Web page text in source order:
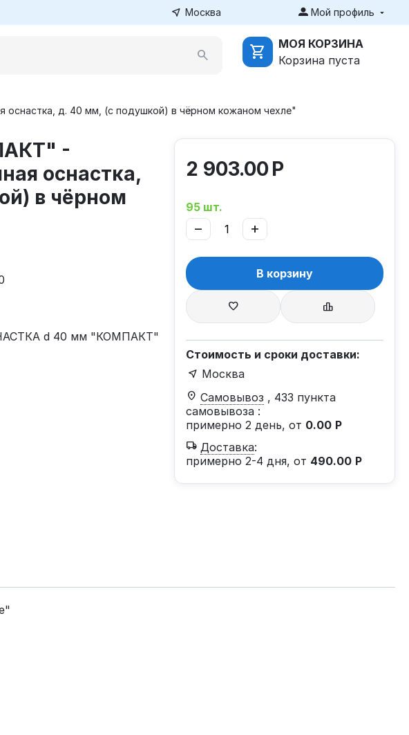
Москва Мой профиль
МОЯ КОРЗИНА
Корзина пуста
д. 40 мм, (с подушкой) в чёрном кожаном чехле"
-
оснастка,
в чёрном
d 40 мм "КОМПАКТ"
2 903.00Р
95 шт.
+
−
В корзину
Стоимость и сроки доставки:
Москва
Самовывоз , 433 пункта
самовывоза :
примерно 2 день, от 0.00 Р
Доставка:
примерно 2-4 дня, от 490.00 Р